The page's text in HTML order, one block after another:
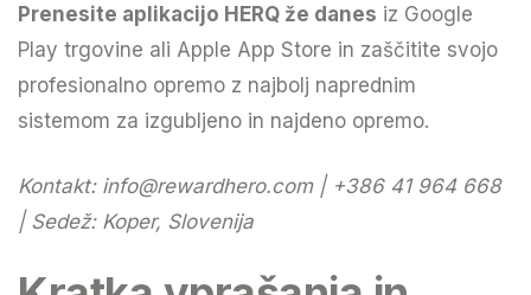
Prenesite aplikacijo HERQ že danes iz Google
Play trgovine ali Apple App Store in zaščitite svojo
profesionalno opremo z najbolj naprednim
sistemom za izgubljeno in najdeno opremo.
Kontakt: info@rewardhero.com| +386 41 964 668
| Sedež: Koper, Slovenija